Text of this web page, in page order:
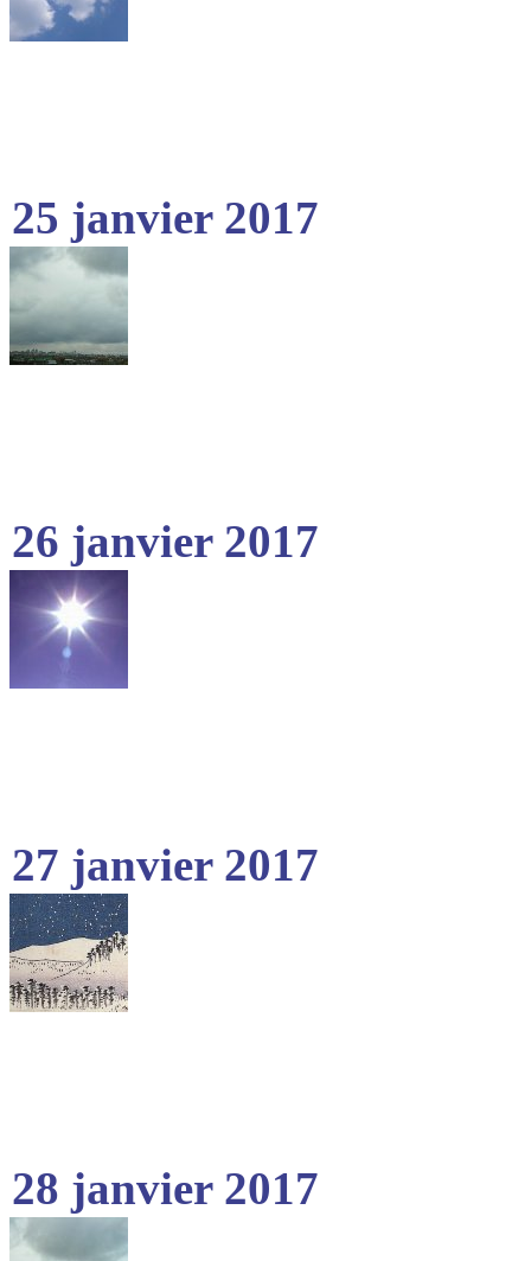
25 janvier 2017
26 janvier 2017
27 janvier 2017
28 janvier 2017